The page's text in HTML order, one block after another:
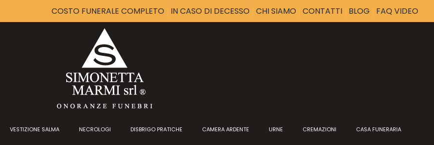
COSTO FUNERALE COMPLETO IN CASO DI DECESSO CHI SIAMO CONTATTI BLOG FAQ VIDEO
VESTIZIONE SALMA NECROLOGI DISBRIGO PRATICHE CAMERA ARDENTE URNE CREMAZIONI CASA FUNERARIA